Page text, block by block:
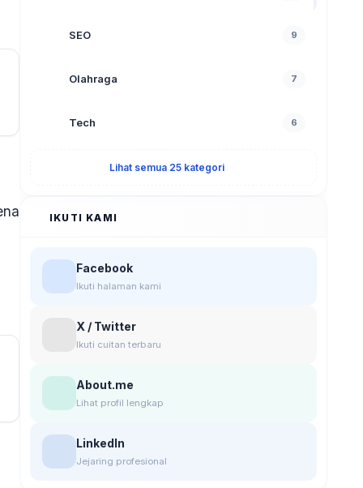
SEO 9
Olahraga 7
Tech 6
Lihat semua 25 kategori
IKUTI KAMI
Facebook
Ikuti halaman kami
X / Twitter
Ikuti cuitan terbaru
About.me
Lihat profil lengkap
LinkedIn
Jejaring profesional